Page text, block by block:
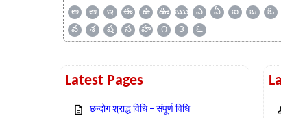
అ ఆ ఇ ఈ ఉ ఊ ఋ ఎ ఏ ఐ ఒ ఓ
వ
శ ష స హ ౧ ౩ ౬
Latest Pages
छन्दोग श्राद्ध विधि – संपूर्ण विधि